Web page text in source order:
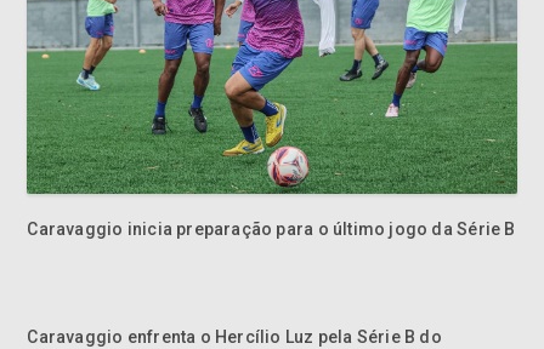
Caravaggio inicia preparação para o último jogo da Série B
Caravaggio enfrenta o Hercílio Luz pela Série B do